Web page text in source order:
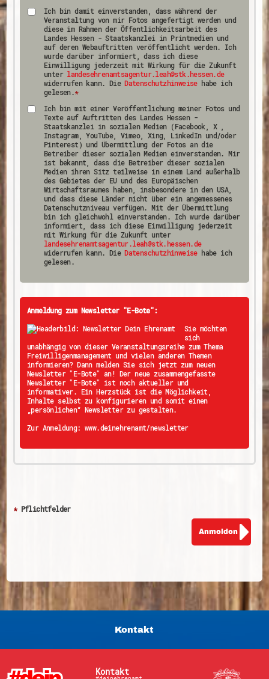
Ich bin damit einverstanden, dass während der
Veranstaltung von mir Fotos angefertigt werden und
diese im Rahmen der Öffentlichkeitsarbeit des
Landes Hessen - Staatskanzlei in Printmedien und
auf deren Webauftritten veröffentlicht werden. Ich
wurde darüber informiert, dass ich diese
Einwilligung jederzeit mit Wirkung für die Zukunft
unter landesehrenamtsagentur.leah@stk.hessen.de
widerrufen kann. DieDatenschutzhinweisehabe ich
gelesen.*
Ich bin mit einer Veröffentlichung meiner Fotos und
Texte auf Auftritten des Landes Hessen -
Staatskanzlei in sozialen Medien (Facebook, X ,
Instagram, YouTube, Vimeo, Xing, LinkedIn und/oder
Pinterest) und Übermittlung der Fotos an die
Betreiber dieser sozialen Medien einverstanden. Mir
ist bekannt, dass die Betreiber dieser sozialen
Medien ihren Sitz teilweise in einem Land außerhalb
des Gebietes der EU und des Europäischen
Wirtschaftsraumes haben, insbesondere in den USA,
und dass diese Länder nicht über ein angemessenes
Datenschutzniveau verfügen. Mit der Übermittlung
bin ich gleichwohl einverstanden. Ich wurde darüber
informiert, dass ich diese Einwilligung jederzeit
mit Wirkung für die Zukunft unter
landesehrenamtsagentur.leah@stk.hessen.de
widerrufen kann. DieDatenschutzhinweisehabe ich
gelesen.
Anmeldung zum Newsletter "E-Bote":
Sie möchten
sich
unabhängig von dieser Veranstaltungsreihe zum Thema
Freiwilligenmanagement und vielen anderen Themen
informieren? Dann melden Sie sich jetzt zum neuen
Newsletter "E-Bote" an! Der neue zusammengefasste
Newsletter "E-Bote" ist noch aktueller und
informativer. Ein Herzstück ist die Möglichkeit,
Inhalte selbst zu konfigurieren und somit einen
„persönlichen“ Newsletter zu gestalten.
Zur Anmeldung: www.deinehrenamt/newsletter
*Pflichtfelder
Kontakt
Kontakt